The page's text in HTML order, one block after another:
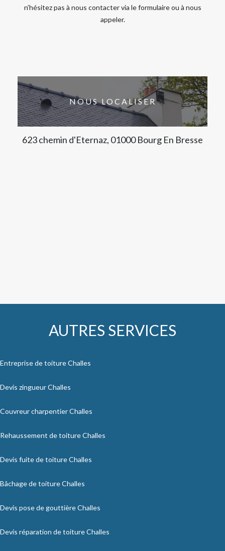
n’hésitez pas à nous contacter via le formulaire ou à nous
appeler.
NOUS LOCALISER
623 chemin d'Eternaz, 01000 Bourg En Bresse
AUTRES SERVICES
Entreprise de toiture Challes
Devis zingueur Challes
Couvreur charpentier Challes
Rehaussement de toiture Challes
Devis fuite de toiture Challes
Bâchage de toiture Challes
Devis pose de gouttière Challes
Devis réparation de toiture Challes